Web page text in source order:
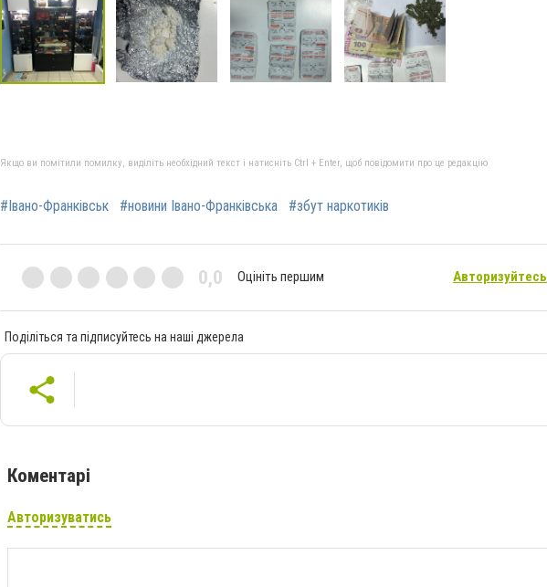
Якщо ви помітили помилку, виділіть необхідний текст і натисніть Ctrl + Enter, щоб повідомити про це редакцію
#Івано-Франківськ #новини Івано-Франківська #збут наркотиків
0,0 Оцініть першим Авторизуйтесь
Поділіться та підписуйтесь на наші джерела
Коментарі
Авторизуватись